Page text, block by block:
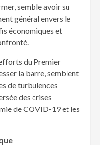
semble avoir su
général envers le
économiques et
du Premier
la barre, semblent
de turbulences
des crises
de COVID-19 et les